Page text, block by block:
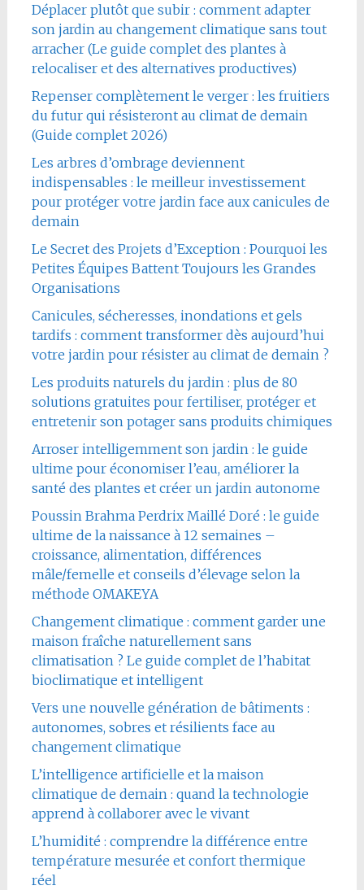
Déplacer plutôt que subir : comment adapter
son jardin au changement climatique sans tout
arracher (Le guide complet des plantes à
relocaliser et des alternatives productives)
Repenser complètement le verger : les fruitiers
du futur qui résisteront au climat de demain
(Guide complet 2026)
Les arbres d’ombrage deviennent
indispensables : le meilleur investissement
pour protéger votre jardin face aux canicules de
demain
Le Secret des Projets d’Exception : Pourquoi les
Petites Équipes Battent Toujours les Grandes
Organisations
Canicules, sécheresses, inondations et gels
tardifs : comment transformer dès aujourd’hui
votre jardin pour résister au climat de demain ?
Les produits naturels du jardin : plus de 80
solutions gratuites pour fertiliser, protéger et
entretenir son potager sans produits chimiques
Arroser intelligemment son jardin : le guide
ultime pour économiser l’eau, améliorer la
santé des plantes et créer un jardin autonome
Poussin Brahma Perdrix Maillé Doré : le guide
ultime de la naissance à 12 semaines –
croissance, alimentation, différences
mâle/femelle et conseils d’élevage selon la
méthode OMAKEYA
Changement climatique : comment garder une
maison fraîche naturellement sans
climatisation ? Le guide complet de l’habitat
bioclimatique et intelligent
Vers une nouvelle génération de bâtiments :
autonomes, sobres et résilients face au
changement climatique
L’intelligence artificielle et la maison
climatique de demain : quand la technologie
apprend à collaborer avec le vivant
L’humidité : comprendre la différence entre
température mesurée et confort thermique
réel